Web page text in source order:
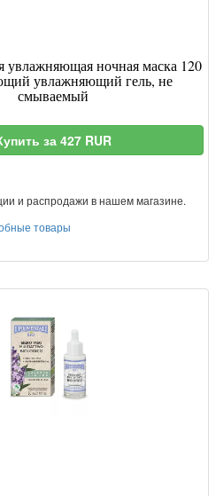
увлажняющая ночная маска 120
увлажняющий гель, не
смываемый
за 427 RUR
и распродажи в нашем магазине.
товары